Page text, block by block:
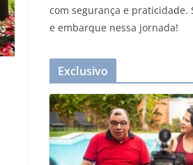
com segurança e praticidade.
e embarque nessa jornada!
Exclusivo